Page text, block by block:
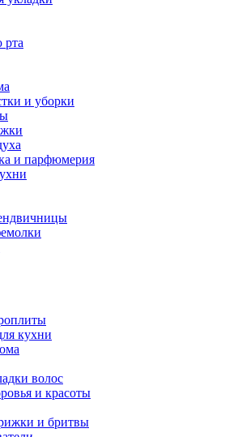
рта
и уборки
и парфюмерия
кухни
волос
и красоты
и бритвы